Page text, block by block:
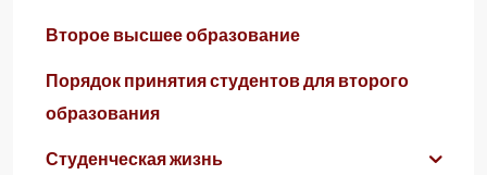
Второе высшее образование
Порядок принятия студентов для второго
образования
Студенческая жизнь